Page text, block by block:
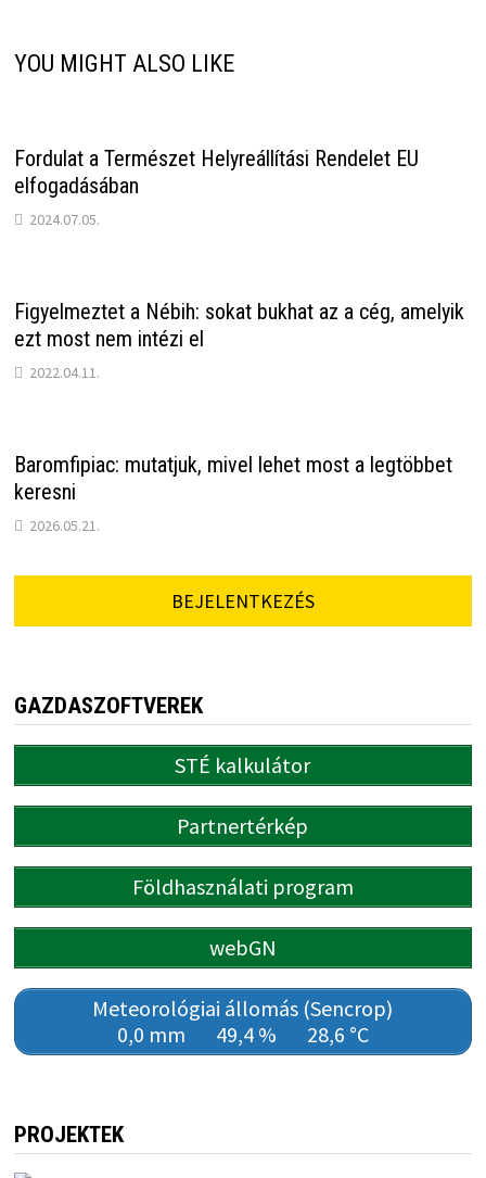
YOU MIGHT ALSO LIKE
Fordulat a Természet Helyreállítási Rendelet EU
elfogadásában
2024.07.05.
Figyelmeztet a Nébih: sokat bukhat az a cég, amelyik
ezt most nem intézi el
2022.04.11.
Baromfipiac: mutatjuk, mivel lehet most a legtöbbet
keresni
2026.05.21.
BEJELENTKEZÉS
GAZDASZOFTVEREK
STÉ kalkulátor
Partnertérkép
Földhasználati program
webGN
Meteorológiai állomás (Sencrop)
0,0 mm
49,4 % 28,6 °C
PROJEKTEK